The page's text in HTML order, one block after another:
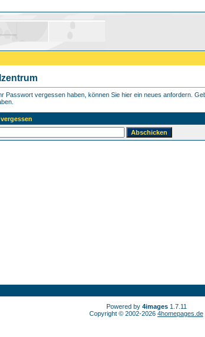
Passwort vergessen haben, können Sie hier ein neues anfordern.
Powered by 4images1.7.11
Copyright © 2002-2026 4homepages.de